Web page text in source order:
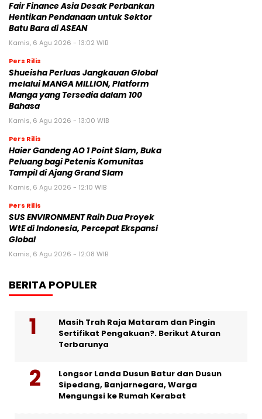
Fair Finance Asia Desak Perbankan
Hentikan Pendanaan untuk Sektor
Batu Bara di ASEAN
Kamis, 6 Agu 2026 - 13:02 WIB
Pers Rilis
Shueisha Perluas Jangkauan Global
melalui MANGA MILLION, Platform
Manga yang Tersedia dalam 100
Bahasa
Kamis, 6 Agu 2026 - 13:00 WIB
Pers Rilis
Haier Gandeng AO 1 Point Slam, Buka
Peluang bagi Petenis Komunitas
Tampil di Ajang Grand Slam
Kamis, 6 Agu 2026 - 12:10 WIB
Pers Rilis
SUS ENVIRONMENT Raih Dua Proyek
WtE di Indonesia, Percepat Ekspansi
Global
Kamis, 6 Agu 2026 - 12:08 WIB
BERITA POPULER
Masih Trah Raja Mataram dan Pingin
Sertifikat Pengakuan?. Berikut Aturan
Terbarunya
Longsor Landa Dusun Batur dan Dusun
Sipedang, Banjarnegara, Warga
Mengungsi ke Rumah Kerabat